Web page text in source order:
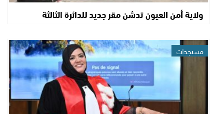
ولاية أمن العيون تدشن مقر جديد للدائرة الثالثة
مستجدات